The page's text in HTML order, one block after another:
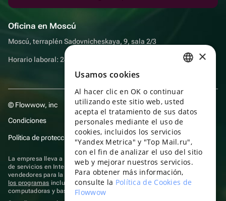
Oficina en Moscú
Moscú, terraplén Sadovnicheskaya, 9, sala 2/3
Horario laboral: 24 horas
© Flowwow, inc
Condiciones
Política de protección y privacidad de datos
La empresa lleva a cabo su actividad en el ámbito de las TI: prestación
de servicios en Internet para la publicación de ofertas (anuncios) de
vendedores para la venta de artículos. Acceder a la información sobre
los programas incluidos en el registro de programas rusos para
computadoras y bases de datos.
ENGLISH
UKRAINIAN
PORTUGUESE
SPANISH
HUNGARIAN
ITALIAN
×
Usamos cookies
Al hacer clic en OK o continuar
utilizando este sitio web, usted
acepta el tratamiento de sus datos
personales mediante el uso de
cookies, incluidos los servicios
"Yandex Metrica" y "Top Mail.ru",
con el fin de analizar el uso del sitio
web y mejorar nuestros servicios.
Para obtener más información,
consulte la Política de Cookies de
Flowwow